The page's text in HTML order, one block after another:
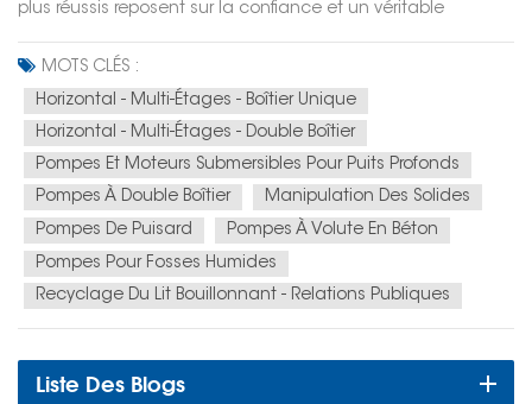
plus réussis reposent sur la confiance et un véritable
partenariat. Un fournisseur ne doit pas se limiter à un nom
sur une facture ; il doit être un partenaire fiable et investi
dans votre réussite, quelle que soit la situation
géographique ou la complexité du marché.Hefei Huasheng
(CNHS) a bâti sa réputation sur ce principe même. Notre
parcours, de leader national à partenaire international de
confiance, est une histoire d'ambition, de fiabilité et
d'engagement à accompagner nos clients dans leur
croissance.Succès avéré, ambition mondialeNos succès
significatifs sur le dynamique marché russe n'étaient qu'un
aux normes internationales les plus strictes. Nous
MOTS CLÉS :
Horizontal - Multi-Étages - Boîtier Unique
Horizontal - Multi-Étages - Double Boîtier
Pompes Et Moteurs Submersibles Pour Puits Profonds
Pompes À Double Boîtier
Manipulation Des Solides
Pompes De Puisard
Pompes À Volute En Béton
Pompes Pour Fosses Humides
Recyclage Du Lit Bouillonnant - Relations Publiques
Liste Des Blogs